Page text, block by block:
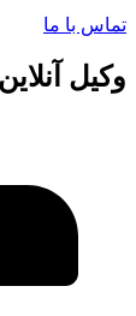
با ما
آنلاین